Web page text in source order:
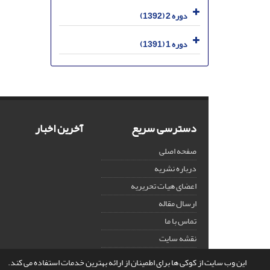
این وب سایت از کوکی ها برای اطمینان از ارائه بهترین خدمات استفاده می کند.
دوره 2 (1392)
دوره 1 (1391)
دسترسی سریع
صفحه اصلی
درباره نشریه
اعضای هیات تحریریه
ارسال مقاله
تماس با ما
نقشه سایت
آخرین اخبار